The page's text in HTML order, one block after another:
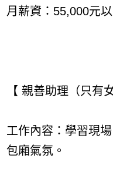
月薪資：55,000元
【 親善助理（只有
工作內容：學習現
包廂氣氛。